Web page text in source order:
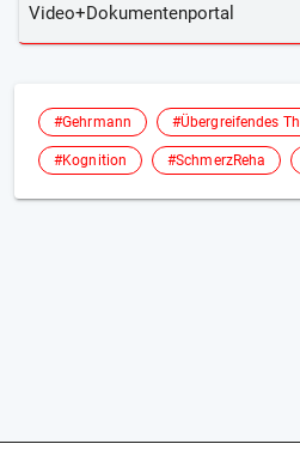
Video+Dokumentenportal
#Gehrmann #Übergreifendes
#Kognition #SchmerzReha